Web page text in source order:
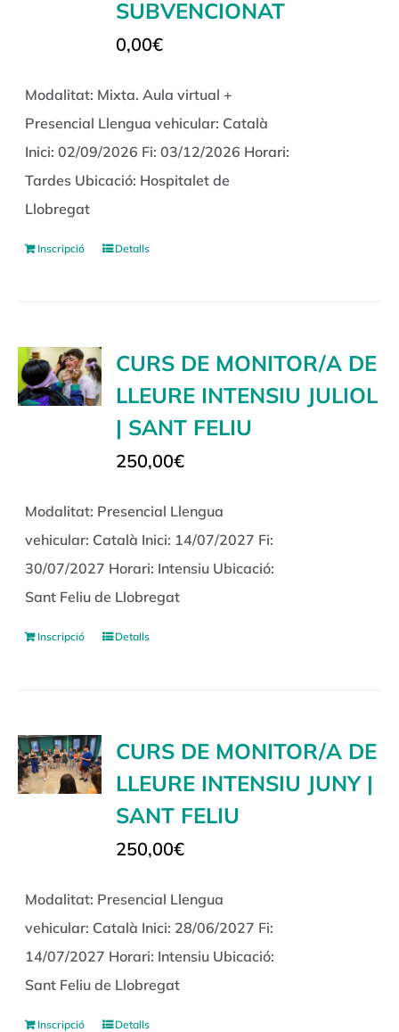
SUBVENCIONAT
0,00€
Modalitat: Mixta. Aula virtual +
Presencial Llengua vehicular: Català
Inici: 02/09/2026 Fi: 03/12/2026 Horari:
Tardes Ubicació: Hospitalet de
Llobregat
Inscripció Detalls
CURS DE MONITOR/A DE
LLEURE INTENSIU JULIOL
| SANT FELIU
250,00€
Modalitat: Presencial Llengua
vehicular: Català Inici: 14/07/2027 Fi:
30/07/2027 Horari: Intensiu Ubicació:
Sant Feliu de Llobregat
Inscripció Detalls
CURS DE MONITOR/A DE
LLEURE INTENSIU JUNY |
SANT FELIU
250,00€
Modalitat: Presencial Llengua
vehicular: Català Inici: 28/06/2027 Fi:
14/07/2027 Horari: Intensiu Ubicació:
Sant Feliu de Llobregat
Inscripció Detalls